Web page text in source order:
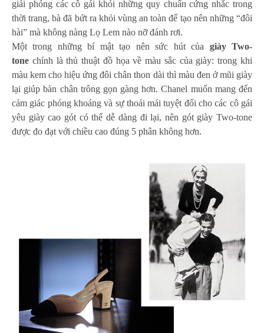
giải phóng các cô gái khỏi những quy chuẩn cứng nhắc trong
thời trang, bà đã bứt ra khỏi vùng an toàn để tạo nên những “đôi
hài” mà không nàng Lọ Lem nào nỡ đánh rơi.
Một trong những bí mật tạo nên sức hút của
giày Two-
tone chính là thủ thuật đồ họa về màu sắc của giày: trong khi
màu kem cho hiệu ứng đôi chân thon dài thì màu đen ở mũi giày
lại giúp bàn chân trông gọn gàng hơn. Chanel muốn mang đến
cảm giác phóng khoáng và sự thoải mái tuyệt đối cho các cô gái
yêu giày cao gót có thể dễ dàng đi lại, nên gót giày Two-tone
được đo đạt với chiều cao đúng 5 phân không hơn.